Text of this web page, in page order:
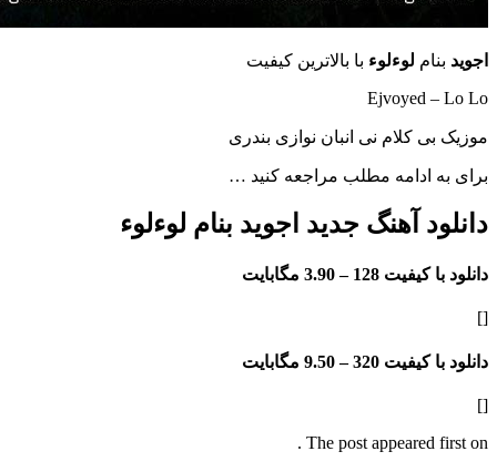
لوءلوءبا بالاترین کیفیت
کلام نی انبان نوازی بندری
ادامه مطلب مراجعه کنید …
آهنگ جدید اجوید بنام لوءلوء
128 – 3.90 مگابایت
320 – 9.50 مگابایت
The post